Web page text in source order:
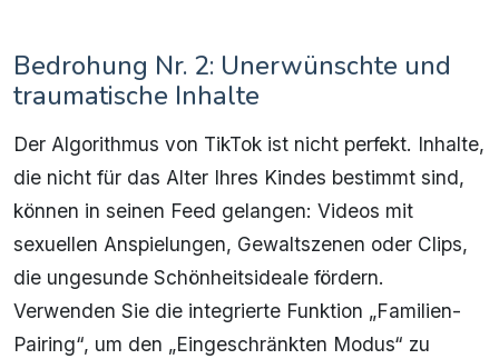
Bedrohung Nr. 2: Unerwünschte und
traumatische Inhalte
Der Algorithmus von TikTok ist nicht perfekt. Inhalte,
die nicht für das Alter Ihres Kindes bestimmt sind,
können in seinen Feed gelangen: Videos mit
sexuellen Anspielungen, Gewaltszenen oder Clips,
die ungesunde Schönheitsideale fördern.
Verwenden Sie die integrierte Funktion „Familien-
Pairing“, um den „Eingeschränkten Modus“ zu